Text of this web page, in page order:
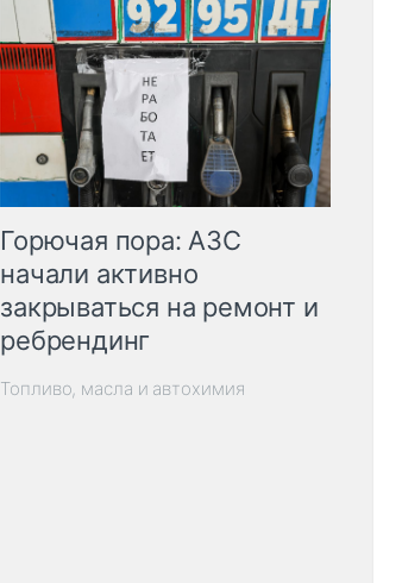
Горючая пора: АЗС
начали активно
закрываться на ремонт и
ребрендинг
Топливо, масла и автохимия